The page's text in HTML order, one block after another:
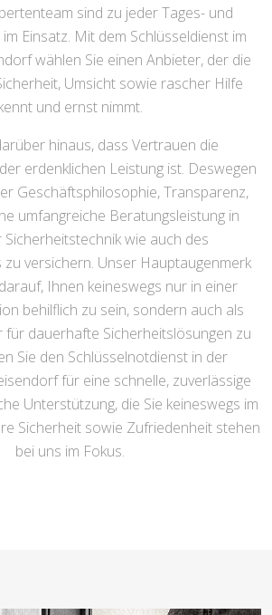
sind zu jeder Tages- und
Einsatz. Mit dem Schlüsseldienst im
wählen Sie einen Anbieter, der die
Umsicht sowie rascher Hilfe
und ernst nimmt.
hinaus, dass Vertrauen die
erdenklichen Leistung ist. Deswegen
Geschäftsphilosophie, Transparenz,
umfangreiche Beratungsleistung in
wie auch des
zu versichern. Unser Hauptaugenmerk
Ihnen keineswegs nur in einer
behilflich zu sein, sondern auch als
dauerhafte Sicherheitslösungen zu
Sie den Schlüsselnotdienst in der
für eine schnelle, zuverlässige
Unterstützung, die Sie keineswegs im
Sicherheit sowie Zufriedenheit stehen
bei uns im Fokus.